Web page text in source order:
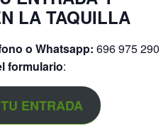
LA TAQUILLA
o Whatsapp: 696 975 290
formulario:
ENTRADA